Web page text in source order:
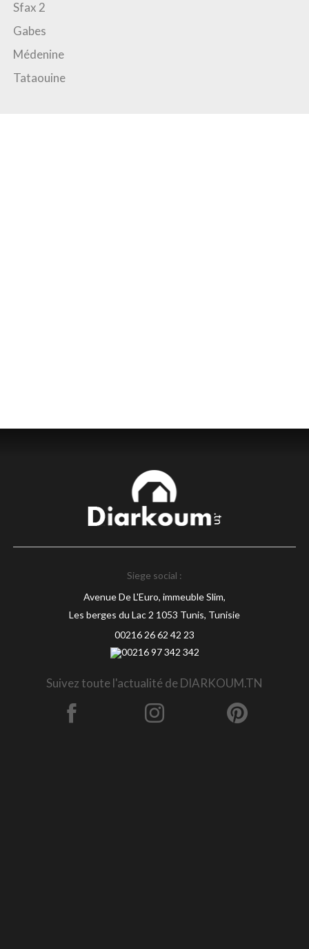
Sfax 2
Gabes
Médenine
Tataouine
Siege social :
Avenue De L'Euro, immeuble Slim,
Les berges du Lac 2 1053 Tunis, Tunisie
00216 26 62 42 23
00216 97 342 342
Suivez toute l'actualité de DIARKOUM.TN